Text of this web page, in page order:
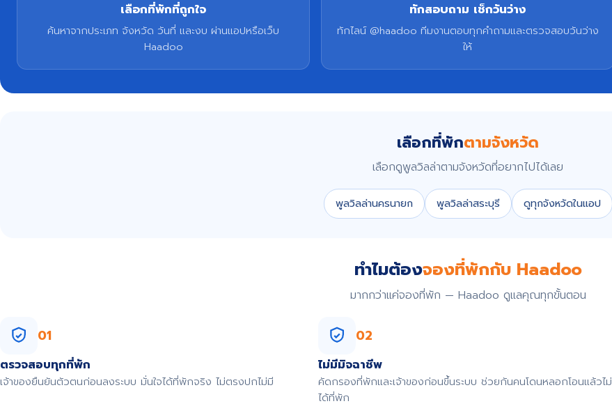
เลือกที่พักที่ถูกใจ
ค้นหาจากประเภท จังหวัด วันที่ และงบ ผ่านแอปหรือเว็บ
Haadoo
ทักสอบถาม เช็กวันว่าง
ทักไลน์ @haadoo ทีมงานตอบทุกคำถามและตรวจสอบวันว่าง
ให้
เลือกที่พักตามจังหวัด
เลือกดูพูลวิลล่าตามจังหวัดที่อยากไปได้เลย
พูลวิลล่านครนายก พูลวิลล่าสระบุรี ดูทุกจังหวัดในแอป
ทำไมต้องจองที่พักกับ Haadoo
มากกว่าแค่จองที่พัก — Haadoo ดูแลคุณทุกขั้นตอน
01
ตรวจสอบทุกที่พัก
เจ้าของยืนยันตัวตนก่อนลงระบบ มั่นใจได้ที่พักจริง ไม่ตรงปกไม่มี
02
ไม่มีมิจฉาชีพ
คัดกรองที่พักและเจ้าของก่อนขึ้นระบบ ช่วยกันคนโดนหลอกโอนแล้วไม่
ได้ที่พัก